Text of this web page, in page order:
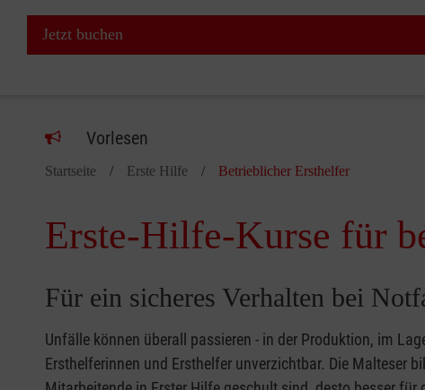
Jetzt buchen
Vorlesen
Startseite Erste Hilfe Betrieblicher Ersthelfer
Erste-Hilfe-Kurse für
Für ein sicheres Verhalten bei
Unfälle können überall passieren - in der Produktion, im
Ersthelferinnen und Ersthelfer unverzichtbar. Die Malteser